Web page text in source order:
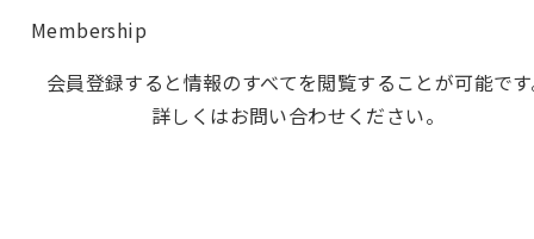
Membership
会員登録すると情報のすべてを閲覧することが可能で
詳しくはお問い合わせください。